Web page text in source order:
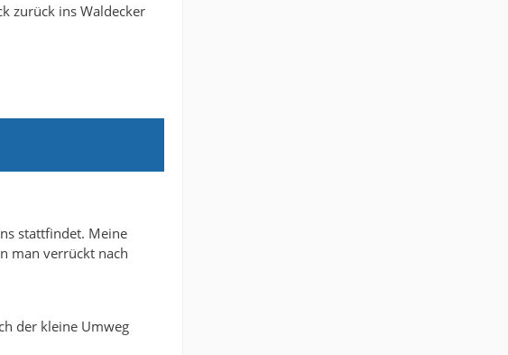
zurück ins Waldecker
stattfindet. Meine
man verrückt nach
der kleine Umweg